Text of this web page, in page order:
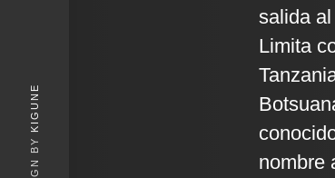
KIGUNE
salida
Limita
nombre